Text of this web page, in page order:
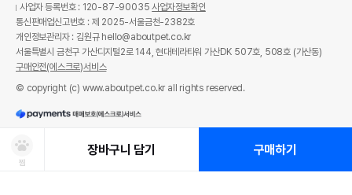
찜
장바구니 담기 구매하기
사업자 등록번호 : 120-87-90035사업자정보확인
통신판매업신고번호 : 제 2025-서울금천-2382호
개인정보관리자 : 김원규 hello@aboutpet.co.kr
서울특별시 금천구 가산디지털2로 144, 현대테라타워 가산DK 507호, 508호 (가산동)
구매안전(에스크로)서비스
© copyright (c) www.aboutpet.co.kr all rights reserved.